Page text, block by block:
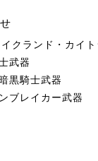
クランド・カイ
武器
黒騎士武器
ブレイカー武器